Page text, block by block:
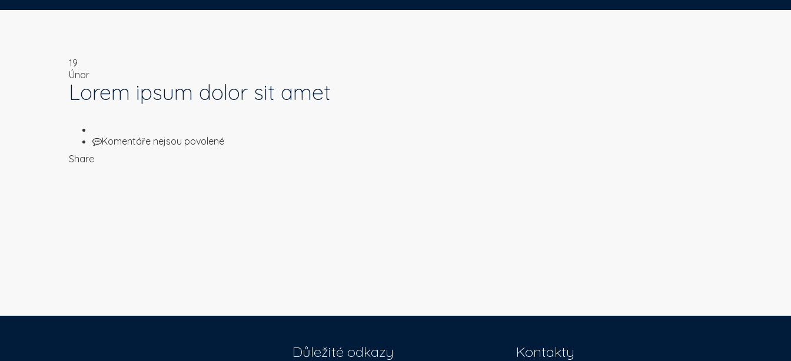
19
Únor
Lorem ipsum dolor sit amet
Komentáře nejsou povolenéu
Share
Důležité odkazy Kontakty